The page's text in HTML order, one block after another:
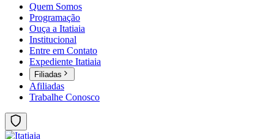
Quem Somos
Programação
Ouça a Itatiaia
Institucional
Entre em Contato
Expediente Itatiaia
Filiadas
Afiliadas
Trabalhe Conosco